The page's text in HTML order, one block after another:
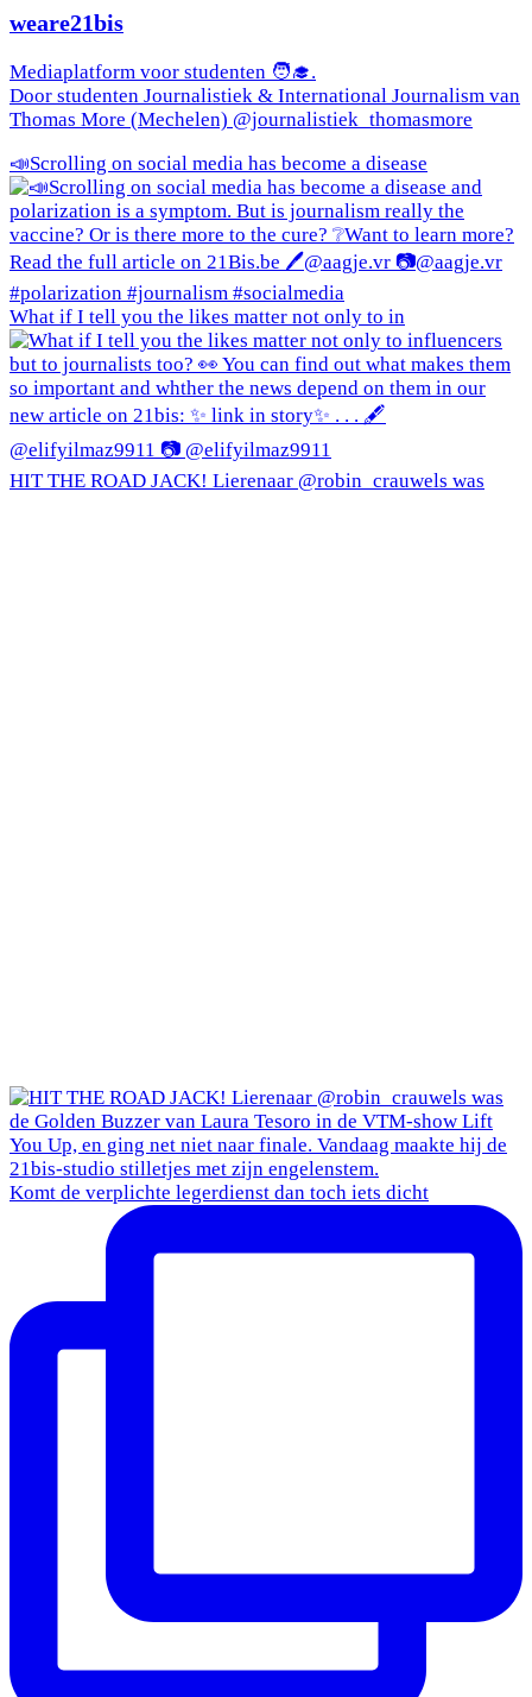
weare21bis
Mediaplatform voor studenten 🧑‍🎓.
Door studenten Journalistiek & International Journalism van
Thomas More (Mechelen) @journalistiek_thomasmore
📣Scrolling on social media has become a disease
What if I tell you the likes matter not only to in
HIT THE ROAD JACK! Lierenaar @robin_crauwels was
Komt de verplichte legerdienst dan toch iets dicht